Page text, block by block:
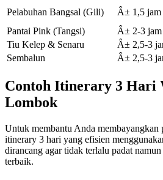
Pelabuhan Bangsal (Gili)
Â± 1,5 jam
Pantai Pink (Tangsi)
Â± 2-3 jam
Tiu Kelep & Senaru
Â± 2,5-3
Sembalun
Â± 2,5-3
Contoh Itinerary 3 Hari
Lombok
Untuk membantu Anda membayangkan
itinerary 3 hari yang efisien
dirancang agar tidak terlalu padat
terbaik.